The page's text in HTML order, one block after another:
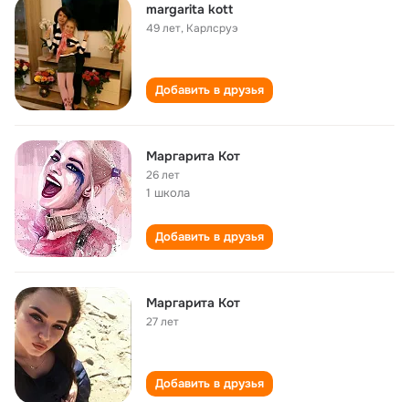
margarita kott
49 лет, Карлсруэ
Добавить в друзья
Маргарита Кот
26 лет
1 школа
Добавить в друзья
Маргарита Кот
27 лет
Добавить в друзья